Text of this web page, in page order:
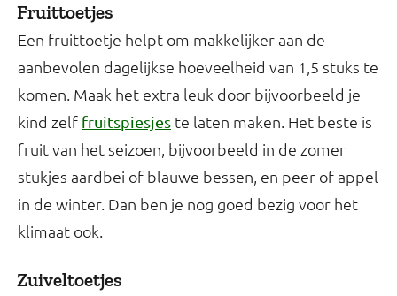
Fruittoetjes
Een fruittoetje helpt om makkelijker aan de
aanbevolen dagelijkse hoeveelheid van 1,5 stuks te
komen. Maak het extra leuk door bijvoorbeeld je
kind zelf fruitspiesjes te laten maken. Het beste is
fruit van het seizoen, bijvoorbeeld in de zomer
stukjes aardbei of blauwe bessen, en peer of appel
in de winter. Dan ben je nog goed bezig voor het
klimaat ook.
Zuiveltoetjes